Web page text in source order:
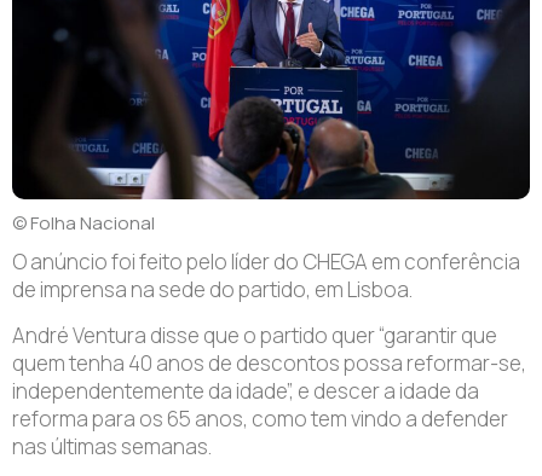
© Folha Nacional
O anúncio foi feito pelo líder do CHEGA em conferência
de imprensa na sede do partido, em Lisboa.
André Ventura disse que o partido quer “garantir que
quem tenha 40 anos de descontos possa reformar-se,
independentemente da idade”, e descer a idade da
reforma para os 65 anos, como tem vindo a defender
nas últimas semanas.